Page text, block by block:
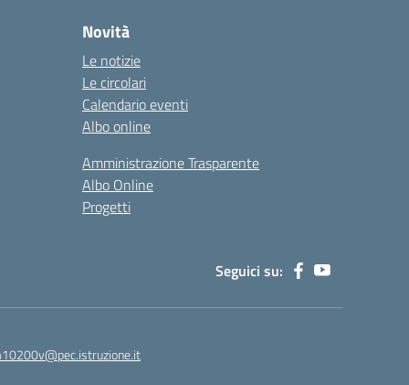
Novità
Le notizie
Le circolari
Calendario eventi
Albo online
Amministrazione Trasparente
Albo Online
Progetti
Seguici su: